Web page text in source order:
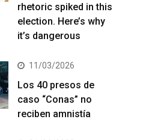
rhetoric spiked in this
election. Here’s why
it’s dangerous
11/03/2026
Los 40 presos de
caso “Conas” no
reciben amnistía